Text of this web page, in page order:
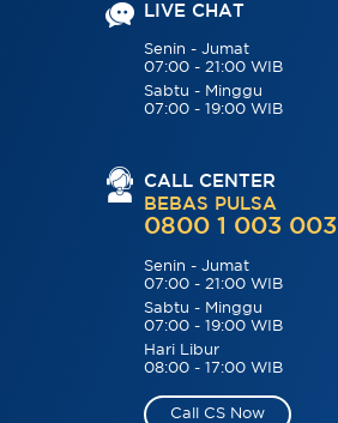
LIVE CHAT
Senin - Jumat
07:00 - 21:00 WIB
Sabtu - Minggu
07:00 - 19:00 WIB
CALL CENTER
BEBAS PULSA
0800 1 003 003
Senin - Jumat
07:00 - 21:00 WIB
Sabtu - Minggu
07:00 - 19:00 WIB
Hari Libur
08:00 - 17:00 WIB
Call CS Now